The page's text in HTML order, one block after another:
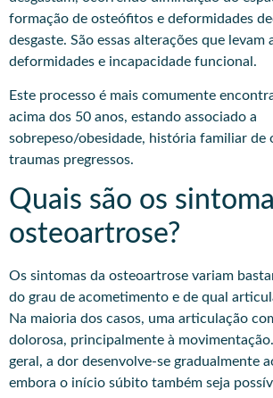
formação de osteófitos e deformidades
desgaste. São essas alterações que levam
deformidades e incapacidade funcional.
Este processo é mais comumente
acima dos 50 anos, estando associado a
sobrepeso/obesidade, história familiar de
traumas pregressos.​
Quais são os
osteoartrose?
Os sintomas da osteoartrose variam
do grau de acometimento e de qual
Na maioria dos casos, uma articulação
dolorosa, principalmente à
geral, a dor desenvolve-se gradualmente
embora o início súbito também seja